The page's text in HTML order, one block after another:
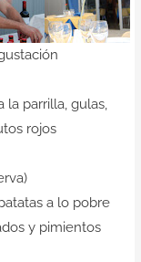
la parrilla, gulas,
rojos
a lo pobre
y pimientos